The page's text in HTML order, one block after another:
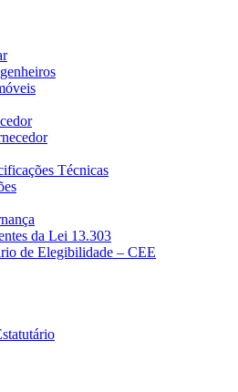
Técnicas
da Lei 13.303
de Elegibilidade – CEE